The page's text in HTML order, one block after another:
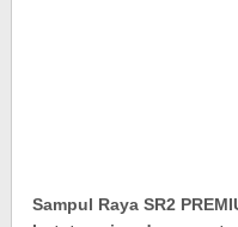
Sampul Raya SR2